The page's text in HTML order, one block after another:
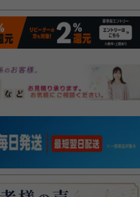
コルグ
クセサリー